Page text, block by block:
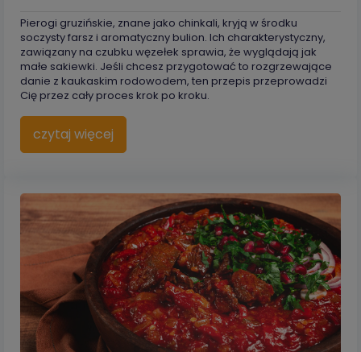
Pierogi gruzińskie, znane jako chinkali, kryją w środku
soczysty farsz i aromatyczny bulion. Ich charakterystyczny,
zawiązany na czubku węzełek sprawia, że wyglądają jak
małe sakiewki. Jeśli chcesz przygotować to rozgrzewające
danie z kaukaskim rodowodem, ten przepis przeprowadzi
Cię przez cały proces krok po kroku.
czytaj więcej